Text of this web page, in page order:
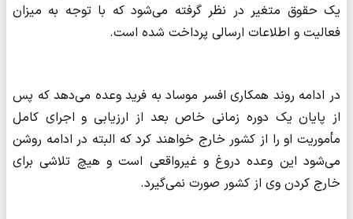
یک حقوق متغیر در نظر گرفته می‌شود که با توجه به میزان
فعالیت و اطلاعات ارسالی پرداخت شده است.
در ادامه روند همکاری افسر موساد به فرید وعده می‌دهد که پس
از پایان یک دوره زمانی خاص بعد از ارزیابی و اجرای کامل
مأموریت او را از کشور خارج خواهند کرد که البته در ادامه روشن
می‌شود این وعده دروغ و غیرواقعی است و هیچ تلاشی برای
خارج کردن وی از کشور صورت نمی‌گیرد.